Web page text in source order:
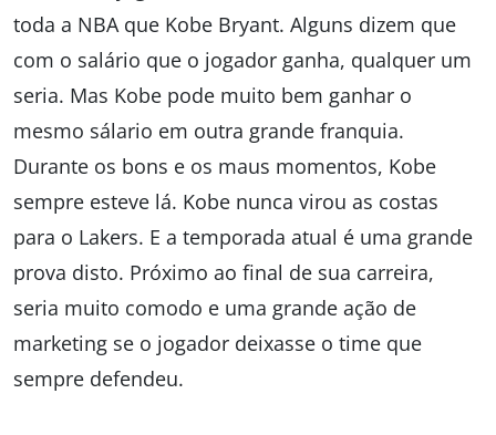
toda a NBA que Kobe Bryant. Alguns dizem que
com o salário que o jogador ganha, qualquer um
seria. Mas Kobe pode muito bem ganhar o
mesmo sálario em outra grande franquia.
Durante os bons e os maus momentos, Kobe
sempre esteve lá. Kobe nunca virou as costas
para o Lakers. E a temporada atual é uma grande
prova disto. Próximo ao final de sua carreira,
seria muito comodo e uma grande ação de
marketing se o jogador deixasse o time que
sempre defendeu.